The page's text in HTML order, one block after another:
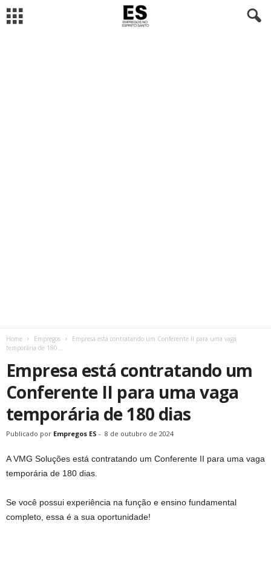
Home Empregos
Empresa está contratando um Conferente II para uma vaga
temporária de 180...
Empresa está contratando um
Conferente II para uma vaga
temporária de 180 dias
Publicado por Empregos ES - 8 de outubro de 2024
A VMG Soluções está contratando um Conferente II para uma vaga
temporária de 180 dias.
Se você possui experiência na função e ensino fundamental
completo, essa é a sua oportunidade!